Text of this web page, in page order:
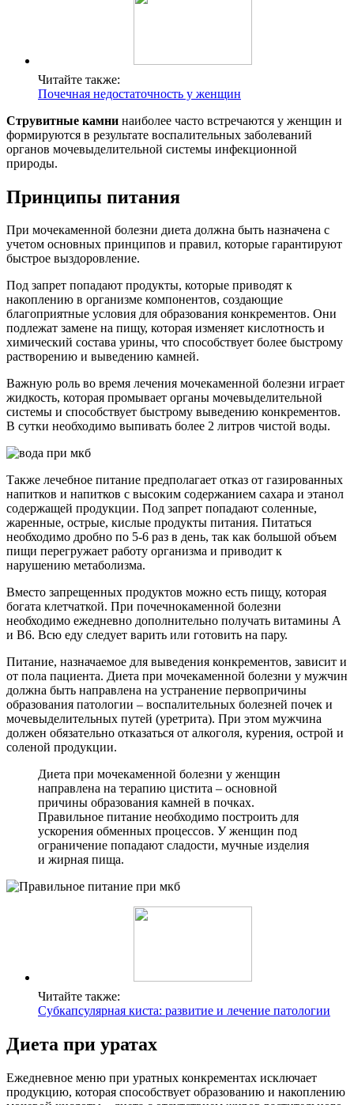
Читайте также:
Почечная недостаточность у женщин
Струвитные камни наиболее часто встречаются у женщин и
формируются в результате воспалительных заболеваний
органов мочевыделительной системы инфекционной
природы.
Принципы питания
При мочекаменной болезни диета должна быть назначена с
учетом основных принципов и правил, которые гарантируют
быстрое выздоровление.
Под запрет попадают продукты, которые приводят к
накоплению в организме компонентов, создающие
благоприятные условия для образования конкрементов. Они
подлежат замене на пищу, которая изменяет кислотность и
химический состава урины, что способствует более быстрому
растворению и выведению камней.
Важную роль во время лечения мочекаменной болезни играет
жидкость, которая промывает органы мочевыделительной
системы и способствует быстрому выведению конкрементов.
В сутки необходимо выпивать более 2 литров чистой воды.
Также лечебное питание предполагает отказ от газированных
напитков и напитков с высоким содержанием сахара и этанол
содержащей продукции. Под запрет попадают соленные,
жаренные, острые, кислые продукты питания. Питаться
необходимо дробно по 5-6 раз в день, так как большой объем
пищи перегружает работу организма и приводит к
нарушению метаболизма.
Вместо запрещенных продуктов можно есть пищу, которая
богата клетчаткой. При почечнокаменной болезни
необходимо ежедневно дополнительно получать витамины А
и В6. Всю еду следует варить или готовить на пару.
Питание, назначаемое для выведения конкрементов, зависит и
от пола пациента. Диета при мочекаменной болезни у мужчин
должна быть направлена на устранение первопричины
образования патологии – воспалительных болезней почек и
мочевыделительных путей (уретрита). При этом мужчина
должен обязательно отказаться от алкоголя, курения, острой и
соленой продукции.
Диета при мочекаменной болезни у женщин
направлена на терапию цистита – основной
причины образования камней в почках.
Правильное питание необходимо построить для
ускорения обменных процессов. У женщин под
ограничение попадают сладости, мучные изделия
и жирная пища.
Читайте также:
Субкапсулярная киста: развитие и лечение патологии
Диета при уратах
Ежедневное меню при уратных конкрементах исключает
продукцию, которая способствует образованию и накоплению